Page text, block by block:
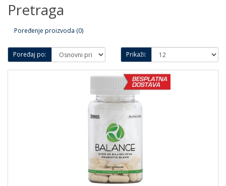
Pretraga
Poređenje proizvoda (0)
Poređaj po: Prikaži: